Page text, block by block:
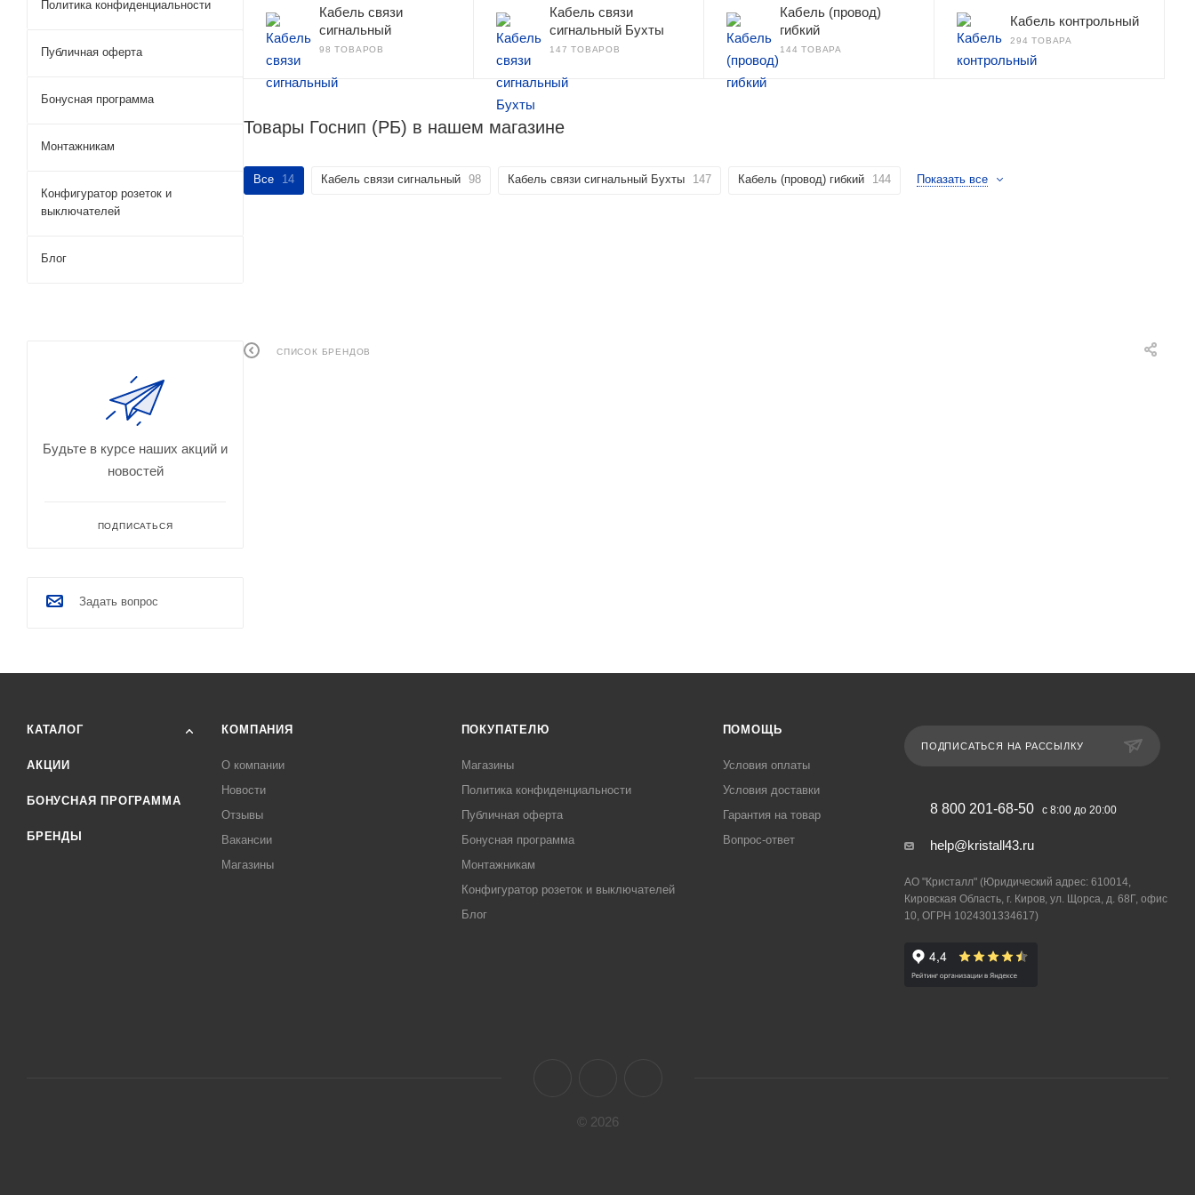
Кабель связи
сигнальный
98 ТОВАРОВ
Кабель связи
сигнальный Бухты
147 ТОВАРОВ
Кабель (провод)
гибкий
144 ТОВАРА
Кабель контрольный
294 ТОВАРА
Товары Госнип (РБ) в нашем магазине
Все 14 Кабель связи сигнальный 98 Кабель связи сигнальный Бухты 147 Кабель (провод) гибкий 144 Показать все
СПИСОК БРЕНДОВ
Политика конфиденциальности
Публичная оферта
Бонусная программа
Монтажникам
Конфигуратор розеток и
выключателей
Блог
Будьте в курсе наших акций и
новостей
ПОДПИСАТЬСЯ
Задать вопрос
КАТАЛОГ
АКЦИИ
БОНУСНАЯ ПРОГРАММА
БРЕНДЫ
КОМПАНИЯ
О компании
Новости
Отзывы
Вакансии
Магазины
ПОКУПАТЕЛЮ
Магазины
Политика конфиденциальности
Публичная оферта
Бонусная программа
Монтажникам
Конфигуратор розеток и выключателей
Блог
ПОМОЩЬ
Условия оплаты
Условия доставки
Гарантия на товар
Вопрос-ответ
ПОДПИСАТЬСЯ НА РАССЫЛКУ
8 800 201-68-50 с 8:00 до 20:00
help@kristall43.ru
АО "Кристалл" (Юридический адрес: 610014,
Кировская Область, г. Киров, ул. Щорса, д. 68Г, офис
10, ОГРН 1024301334617)
© 2026